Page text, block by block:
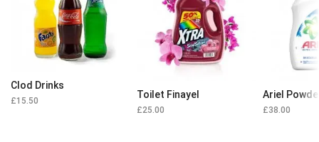
Clod Drinks
£15.50
Toilet Finayel
£25.00
Ariel
£38.00